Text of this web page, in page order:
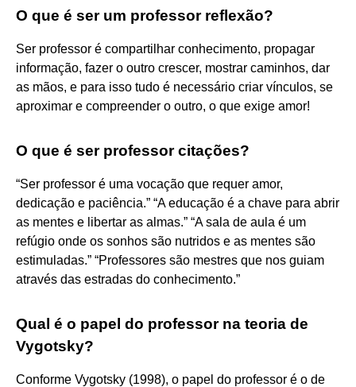
O que é ser um professor reflexão?
Ser professor é compartilhar conhecimento, propagar
informação, fazer o outro crescer, mostrar caminhos, dar
as mãos, e para isso tudo é necessário criar vínculos, se
aproximar e compreender o outro, o que exige amor!
O que é ser professor citações?
“Ser professor é uma vocação que requer amor,
dedicação e paciência.” “A educação é a chave para abrir
as mentes e libertar as almas.” “A sala de aula é um
refúgio onde os sonhos são nutridos e as mentes são
estimuladas.” “Professores são mestres que nos guiam
através das estradas do conhecimento.”
Qual é o papel do professor na teoria de
Vygotsky?
Conforme Vygotsky (1998), o papel do professor é o de